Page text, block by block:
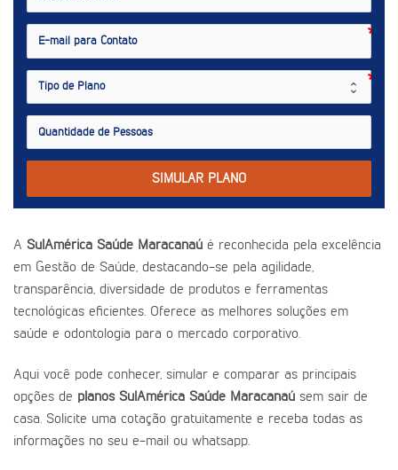
SIMULAR PLANO
A SulAmérica Saúde Maracanaú é reconhecida pela excelência
em Gestão de Saúde, destacando-se pela agilidade,
transparência, diversidade de produtos e ferramentas
tecnológicas eficientes. Oferece as melhores soluções em
saúde e odontologia para o mercado corporativo.
Aqui você pode conhecer, simular e comparar as principais
opções de planos SulAmérica Saúde Maracanaú sem sair de
casa. Solicite uma cotação gratuitamente e receba todas as
informações no seu e-mail ou whatsapp.